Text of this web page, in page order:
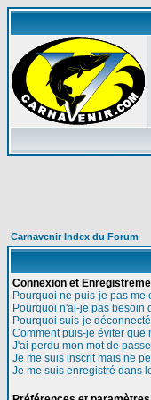
Carnavenir Index du Forum
Connexion et
Pourquoi ne puis-je pas me
Pourquoi n'ai-je pas besoin
Pourquoi suis-je
Comment puis-je éviter que
J'ai perdu mon mot de
Je me suis inscrit mais ne
Je me suis enregistré dans